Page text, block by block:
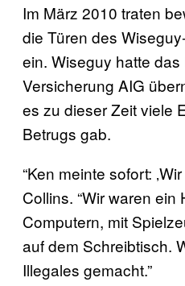
Im März 2010 traten
die Türen des
ein. Wiseguy hatte
Versicherung AIG
es zu dieser Zeit viele
Betrugs gab.
“Ken meinte sofort:
Collins. “Wir waren
Computern, mit
auf dem Schreibtisch.
Illegales gemacht.”